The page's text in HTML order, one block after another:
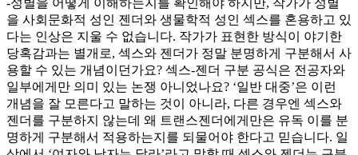
-성별을 어떻게 이해하는지를 확인해야 하지만, 작가가 성별
을 사회문화적 성인 젠더와 생물학적 성인 섹스를 혼용하고 있
다는 인상은 지울 수 없습니다. 작가가 표현한 방식이 야기한
당혹감과는 별개로, 섹스와 젠더가 정말 분명하게 구분해서 사
용할 수 있는 개념이던가요? 섹스-젠더 구분 공식은 전공자와
일부에게만 의미 있는 논쟁 아니었나요? ‘일반 대중’은 이런
개념을 잘 모른다고 말하는 것이 아니라, 다른 경우엔 섹스와
젠더를 구분하지 않는데 왜 트랜스젠더에게만은 유독 이를 분
명하게 구분해서 적용하는지를 되물어야 한다고 믿습니다. 일